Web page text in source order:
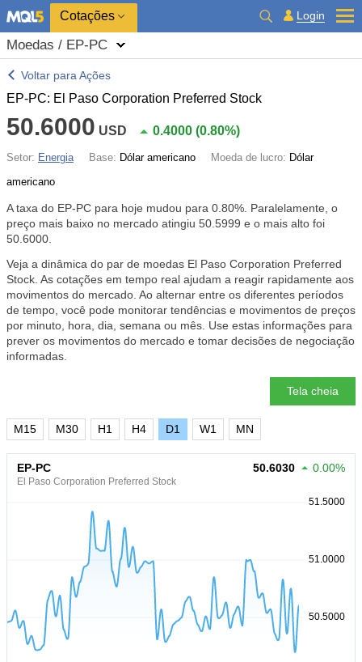
Cotações Login
Moedas / EP-PC
Voltar para Ações
EP-PC: El Paso Corporation Preferred Stock
50.6000 USD 0.4000 (0.80%)
Setor: Energia Base: Dólar americano Moeda de lucro: Dólar
americano
A taxa do EP-PC para hoje mudou para 0.80% . Paralelamente, o
preço mais baixo no mercado atingiu 50.5999 e o mais alto foi
50.6000.
Veja a dinâmica do par de moedas El Paso Corporation Preferred
Stock. As cotações em tempo real ajudam a reagir rapidamente aos
movimentos do mercado. Ao alternar entre os diferentes períodos
de tempo, você pode monitorar tendências e movimentos de preços
por minuto, hora, dia, semana ou mês. Use estas informações para
prever os movimentos do mercado e tomar decisões de negociação
informadas.
Tela cheia
M15 M30 H1 H4 D1 W1 MN
EP-PC
El Paso Corporation Preferred Stock
50.6030 0.00%